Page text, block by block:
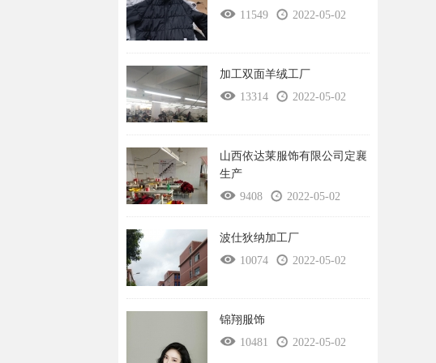
11549
2022-05-02
加工双面羊绒工厂
13314
2022-05-02
山西依达莱服饰有限公司定襄
生产
9408
2022-05-02
波仕狄纳加工厂
10074
2022-05-02
锦翔服饰
10481
2022-05-02